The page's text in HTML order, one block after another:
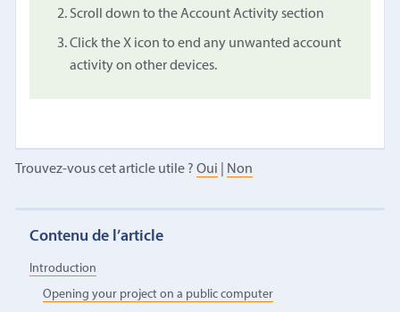
Scroll down to the Account Activity section
Click the X icon to end any unwanted account
activity on other devices.
Trouvez-vous cet article utile ? Oui Non
Contenu de l’article
Introduction
Opening your project on a public computer